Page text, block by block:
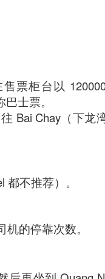
票柜台以
士票。
Bai Chay（下龙
不推荐）。
的停靠次数。
outside of
You can find